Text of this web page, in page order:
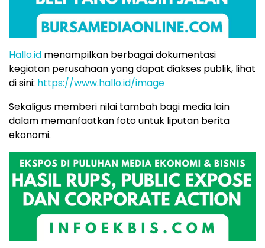
Hallo.id menampilkan berbagai dokumentasi
kegiatan perusahaan yang dapat diakses publik, lihat
di sini: https://www.hallo.id/image
Sekaligus memberi nilai tambah bagi media lain
dalam memanfaatkan foto untuk liputan berita
ekonomi.